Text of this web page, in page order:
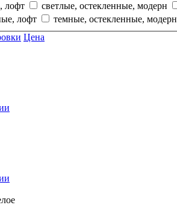
лофт
светлые, остекленные, модерн
лофт
темные, остекленные, модерн
Цена